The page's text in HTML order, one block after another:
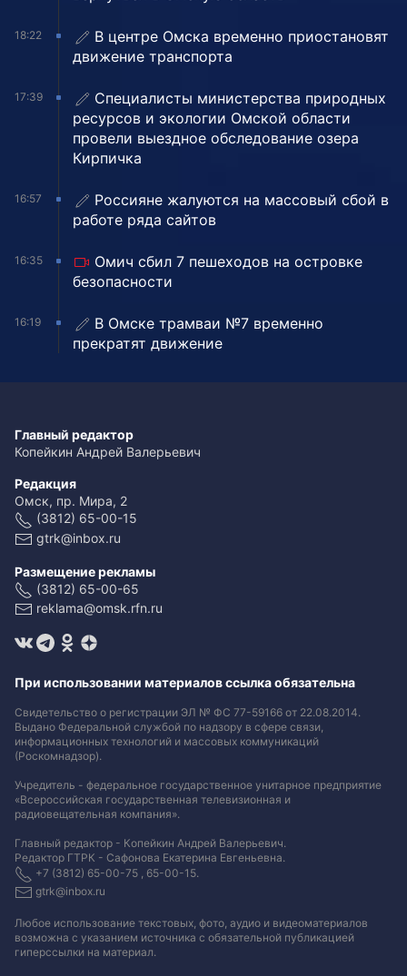
18:22
В центре Омска временно приостановят
движение транспорта
17:39
Специалисты министерства природных
ресурсов и экологии Омской области
провели выездное обследование озера
Кирпичка
16:57
Россияне жалуются на массовый сбой в
работе ряда сайтов
16:35
Омич сбил 7 пешеходов на островке
безопасности
16:19
В Омске трамваи №7 временно
прекратят движение
Главный редактор
Копейкин Андрей Валерьевич
Редакция
Омск, пр. Мира, 2
(3812) 65-00-15
gtrk@inbox.ru
Размещение рекламы
(3812) 65-00-65
reklama@omsk.rfn.ru
При использовании материалов ссылка обязательна
Свидетельство о регистрации ЭЛ № ФС 77-59166 от 22.08.2014.
Выдано Федеральной службой по надзору в сфере связи,
информационных технологий и массовых коммуникаций
(Роскомнадзор).
Учредитель - федеральное государственное унитарное предприятие
«Всероссийская государственная телевизионная и
радиовещательная компания».
Главный редактор - Копейкин Андрей Валерьевич.
Редактор ГТРК - Сафонова Екатерина Евгеньевна.
+7 (3812) 65-00-75 , 65-00-15.
gtrk@inbox.ru
Любое использование текстовых, фото, аудио и видеоматериалов
возможна с указанием источника с обязательной публикацией
гиперссылки на материал.